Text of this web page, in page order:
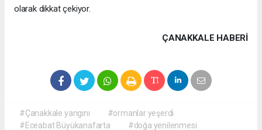
olarak dikkat çekiyor.
ÇANAKKALE HABERİ
#Çanakkale yangını
#ormanlar yeşerdi
#Eceabat Büyükanafarta
#doğa yenilenmesi